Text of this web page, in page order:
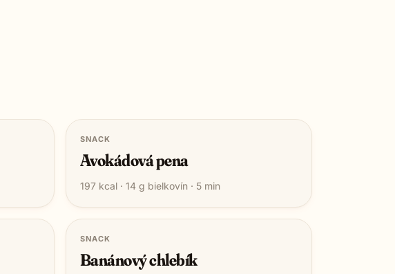
SNACK
Avokádová pena
197kcal · 14g bielkovín · 5min
SNACK
Banánový chlebík